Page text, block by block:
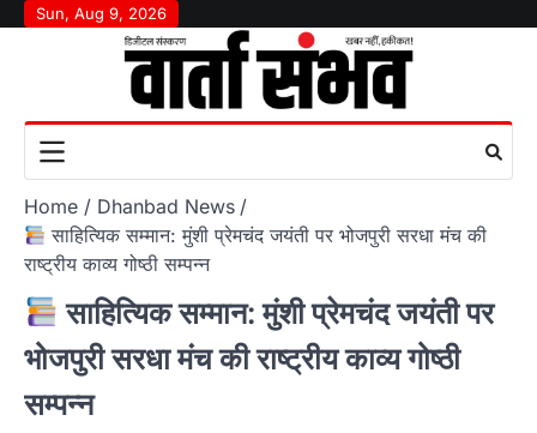
SkipSun, Aug 9, 2026
Home
Dhanbad News
साहित्यिक सम्मान: मुंशी प्रेमचंद जयंती पर भोजपुरी सरधा मंच की
राष्ट्रीय काव्य गोष्ठी सम्पन्न
साहित्यिक सम्मान: मुंशी प्रेमचंद जयंती पर
भोजपुरी सरधा मंच की राष्ट्रीय काव्य गोष्ठी
सम्पन्न